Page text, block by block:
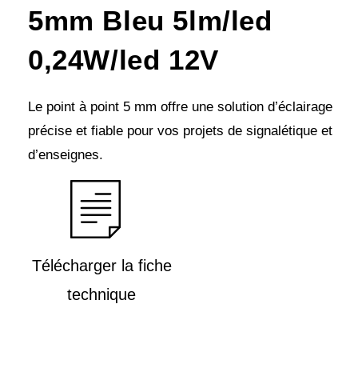
5mm Bleu 5lm/led
0,24W/led 12V
Le point à point 5 mm offre une solution d’éclairage
précise et fiable pour vos projets de signalétique et
d’enseignes.
Télécharger la fiche
technique